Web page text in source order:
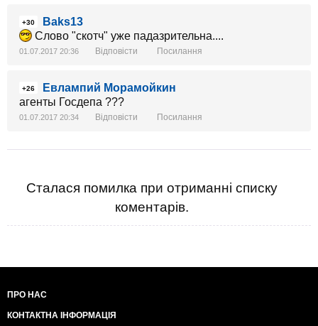
+30
Baks13
Слово "скотч" уже падазрительна....
01.07.2017 20:36 Відповісти Посилання
+26
Евлампий Морамойкин
агенты Госдепа ???
01.07.2017 20:34 Відповісти Посилання
Сталася помилка при отриманні списку
коментарів.
ПРО НАС
КОНТАКТНА ІНФОРМАЦІЯ